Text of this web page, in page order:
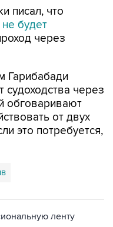
писал, что
не будет
через
Гарибабади
судоходства через
обговаривают
от двух
это потребуется,
ленту